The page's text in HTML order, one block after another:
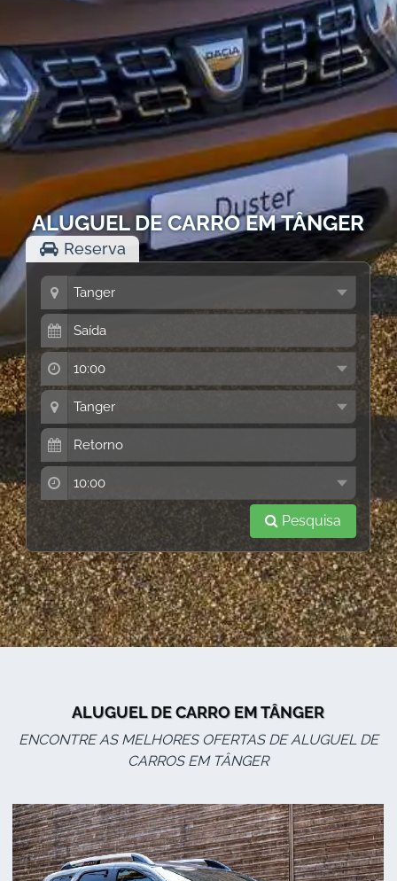
ALUGUEL DE CARRO EM TÂNGER
Reserva
Pesquisa
ALUGUEL DE CARRO EM TÂNGER
ENCONTRE AS MELHORES OFERTAS DE ALUGUEL DE
CARROS EM TÂNGER